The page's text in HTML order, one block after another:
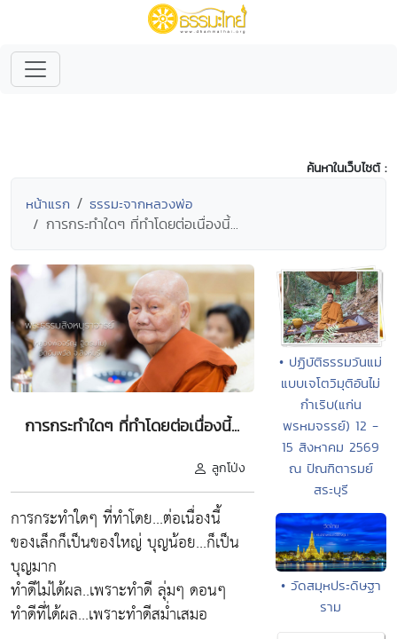
ค้นหาในเว็บไซต์ :
หน้าแรก ธรรมะจากหลวงพ่อ
การกระทำใดๆ ที่ทำโดยต่อเนื่องนี้...
การกระทำใดๆ ที่ทำโดยต่อเนื่องนี้...
ลูกโป่ง
การกระทำใดๆ ที่ทำโดย...ต่อเนื่องนี้
ของเล็กก็เป็นของใหญ่ บุญน้อย...ก็เป็น
บุญมาก
ทำดีไม่ได้ผล..เพราะทำดี ลุ่มๆ ดอนๆ
ทำดีที่ได้ผล...เพราะทำดีสม่ำเสมอ
• ปฏิบัติธรรมวันแม่
แบบเจโตวิมุติอันไม่
กำเริบ(แก่น
พรหมจรรย์) 12 -
15 สิงหาคม 2569
ณ ปัณฑิตารมย์
สระบุรี
• วัดสมุหประดิษฐา
ราม